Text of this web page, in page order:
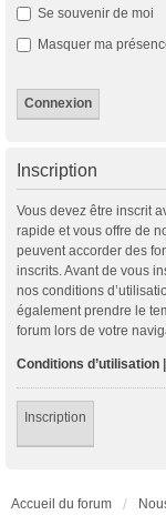
Se souvenir de moi
Masquer ma
Inscription
Vous devez être inscrit
rapide et vous offre de
peuvent accorder des
inscrits. Avant de vous
nos conditions
également prendre le
forum lors de votre
Conditions d’utilisation |
Inscription
Accueil du forum